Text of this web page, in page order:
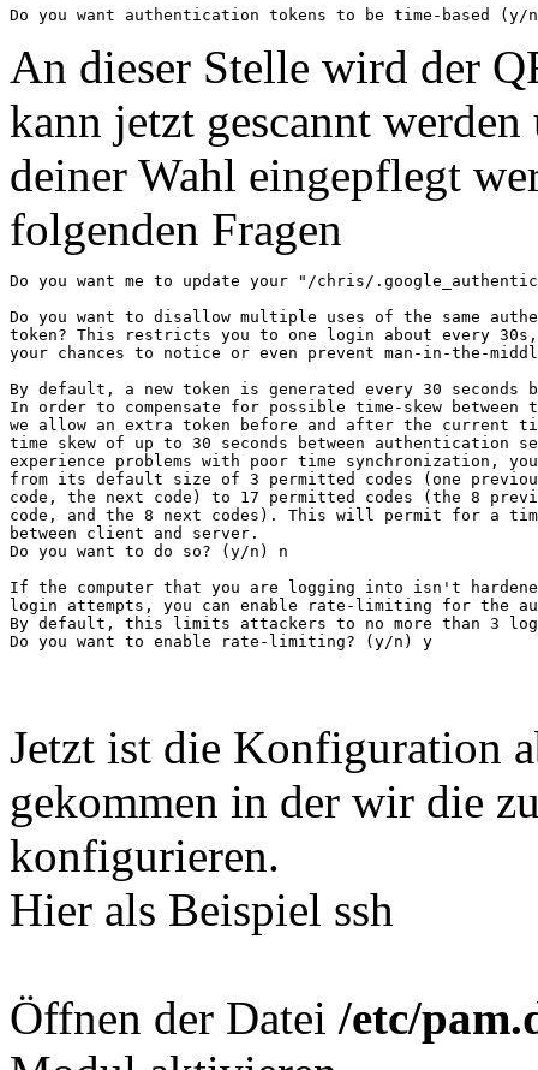
An dieser Stelle wird der
kann jetzt gescannt
deiner Wahl eingepflegt
folgenden Fragen
Do you want me to update your "/chris/
Do you want to disallow multiple uses of the same
token? This restricts you to one login about every
your chances to notice or even prevent man-in-the-
By default, a new token is generated every 30 seconds
In order to compensate for possible time-skew
we allow an extra token before and after the current
time skew of up to 30 seconds between authentication
experience problems with poor time synchronization,
from its default size of 3 permitted codes (one
code, the next code) to 17 permitted codes (the 8
code, and the 8 next codes). This will permit for a
between client and server.
Do you want to do so? (y/n) n
If the computer that you are logging into isn't
login attempts, you can enable rate-limiting for the
By default, this limits attackers to no more than 3
Jetzt ist die Konfiguration
gekommen in der wir die
konfigurieren.
Hier als Beispiel ssh
Öffnen der Datei /etc/